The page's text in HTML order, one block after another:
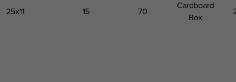
25x11 15 70
Cardboard
Box